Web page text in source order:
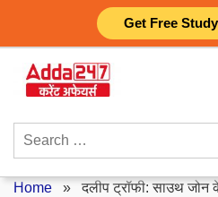
Get Free
content
Search
Home »दलीप ट्रॉफी: साउथ जोन